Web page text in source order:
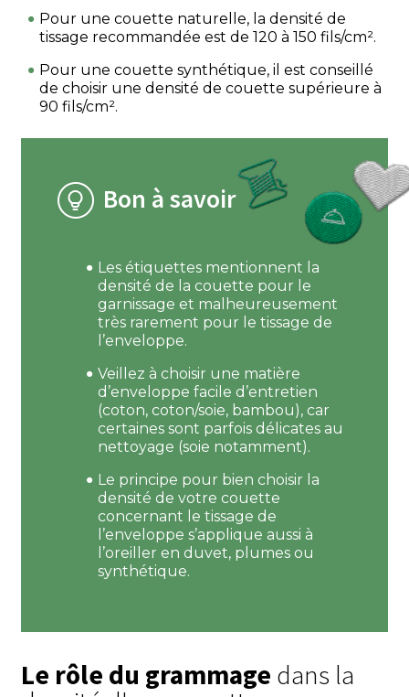
Pour une couette naturelle, la densité de
tissage recommandée est de 120 à 150 fils/cm².
Pour une couette synthétique, il est conseillé
de choisir une densité de couette supérieure à
90 fils/cm².
Bon à savoir
Les étiquettes mentionnent la
densité de la couette pour le
garnissage et malheureusement
très rarement pour le tissage de
l’enveloppe.
Veillez à choisir une matière
d’enveloppe facile d’entretien
(coton, coton/soie, bambou), car
certaines sont parfois délicates au
nettoyage (soie notamment).
Le principe pour bien choisir la
densité de votre couette
concernant le tissage de
l’enveloppe s’applique aussi à
l’oreiller en duvet, plumes ou
synthétique.
Le rôle du grammage dans la